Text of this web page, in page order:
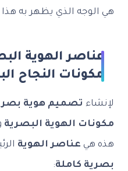
هي الوجه الذي يظهر به هذا
عناصر الهوية
مكونات النجاح
لإنشاء تصميم هوية
مكونات الهوية البصرية
هذه هي عناصر الهوية
بصرية كاملة: